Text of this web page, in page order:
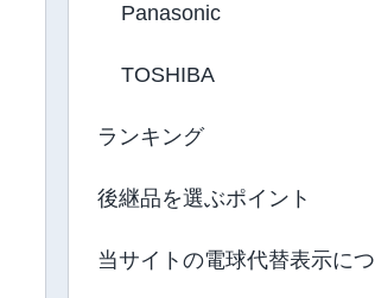
Panasonic
TOSHIBA
ランキング
後継品を選ぶポイント
当サイトの電球代替表示に